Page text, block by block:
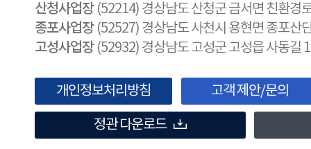
산청사업장 (52214) 경상남도 산청군 금서면 친환경
종포사업장 (52527) 경상남도 사천시 용현면 종포산
고성사업장 (52932) 경상남도 고성군 고성읍 사동길
개인정보처리방침 고객 제안/문의
정관 다운로드